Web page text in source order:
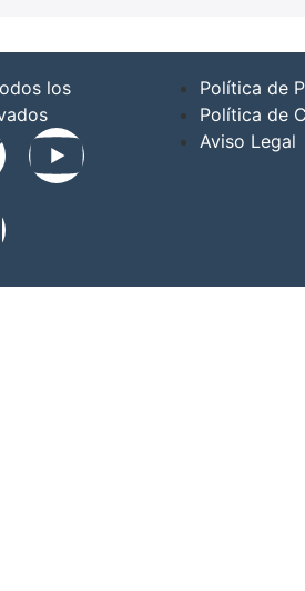
los
Política de
Política de
Aviso Legal